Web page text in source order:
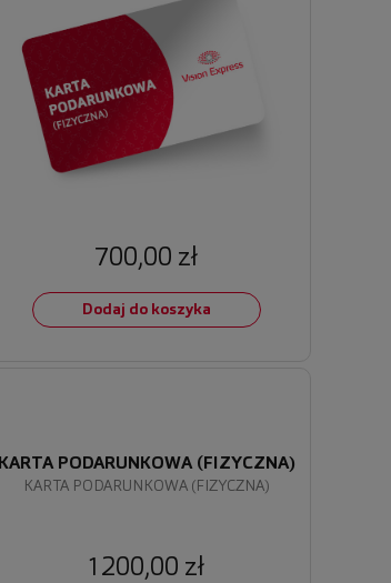
700,00 zł
Dodaj do koszyka
KARTA PODARUNKOWA (FIZYCZNA)
KARTA PODARUNKOWA (FIZYCZNA)
1200,00 zł